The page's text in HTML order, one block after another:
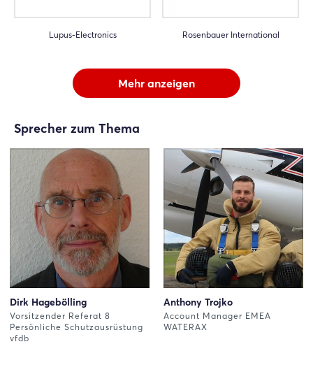
Lupus-Electronics Rosenbauer International
Mehr anzeigen
Sprecher zum Thema
Dirk Hagebölling
Vorsitzender Referat 8
Persönliche Schutzausrüstung
vfdb
Anthony Trojko
Account Manager EMEA
WATERAX